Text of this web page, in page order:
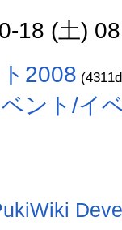
18 (土)
2008
ント/イ